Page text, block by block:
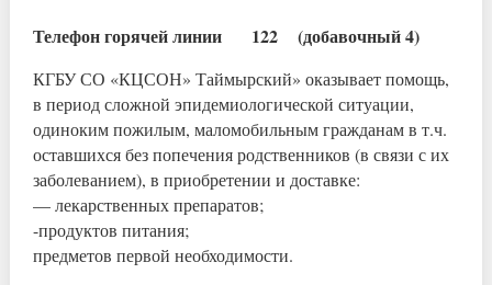
Телефон горячей линии 122 (добавочный 4)
КГБУ СО «КЦСОН» Таймырский» оказывает помощь,
в период сложной эпидемиологической ситуации,
одиноким пожилым, маломобильным гражданам в т.ч.
оставшихся без попечения родственников (в связи с их
заболеванием), в приобретении и доставке:
— лекарственных препаратов;
-продуктов питания;
предметов первой необходимости.